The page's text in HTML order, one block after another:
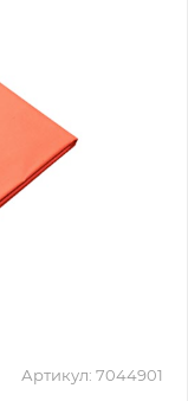
Артикул: 7044901